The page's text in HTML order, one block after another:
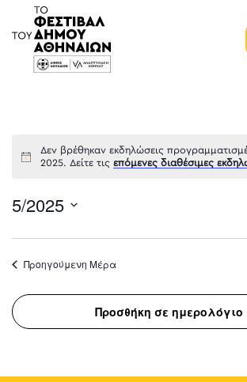
Κύρια
Δεν βρέθηκαν εκδηλώσεις
2025. Δείτε τιςεπόμενες διαθέσιμες
5/2025
date.
Προηγούμενη Μέρα
Προσθήκη σε ημερολόγιο